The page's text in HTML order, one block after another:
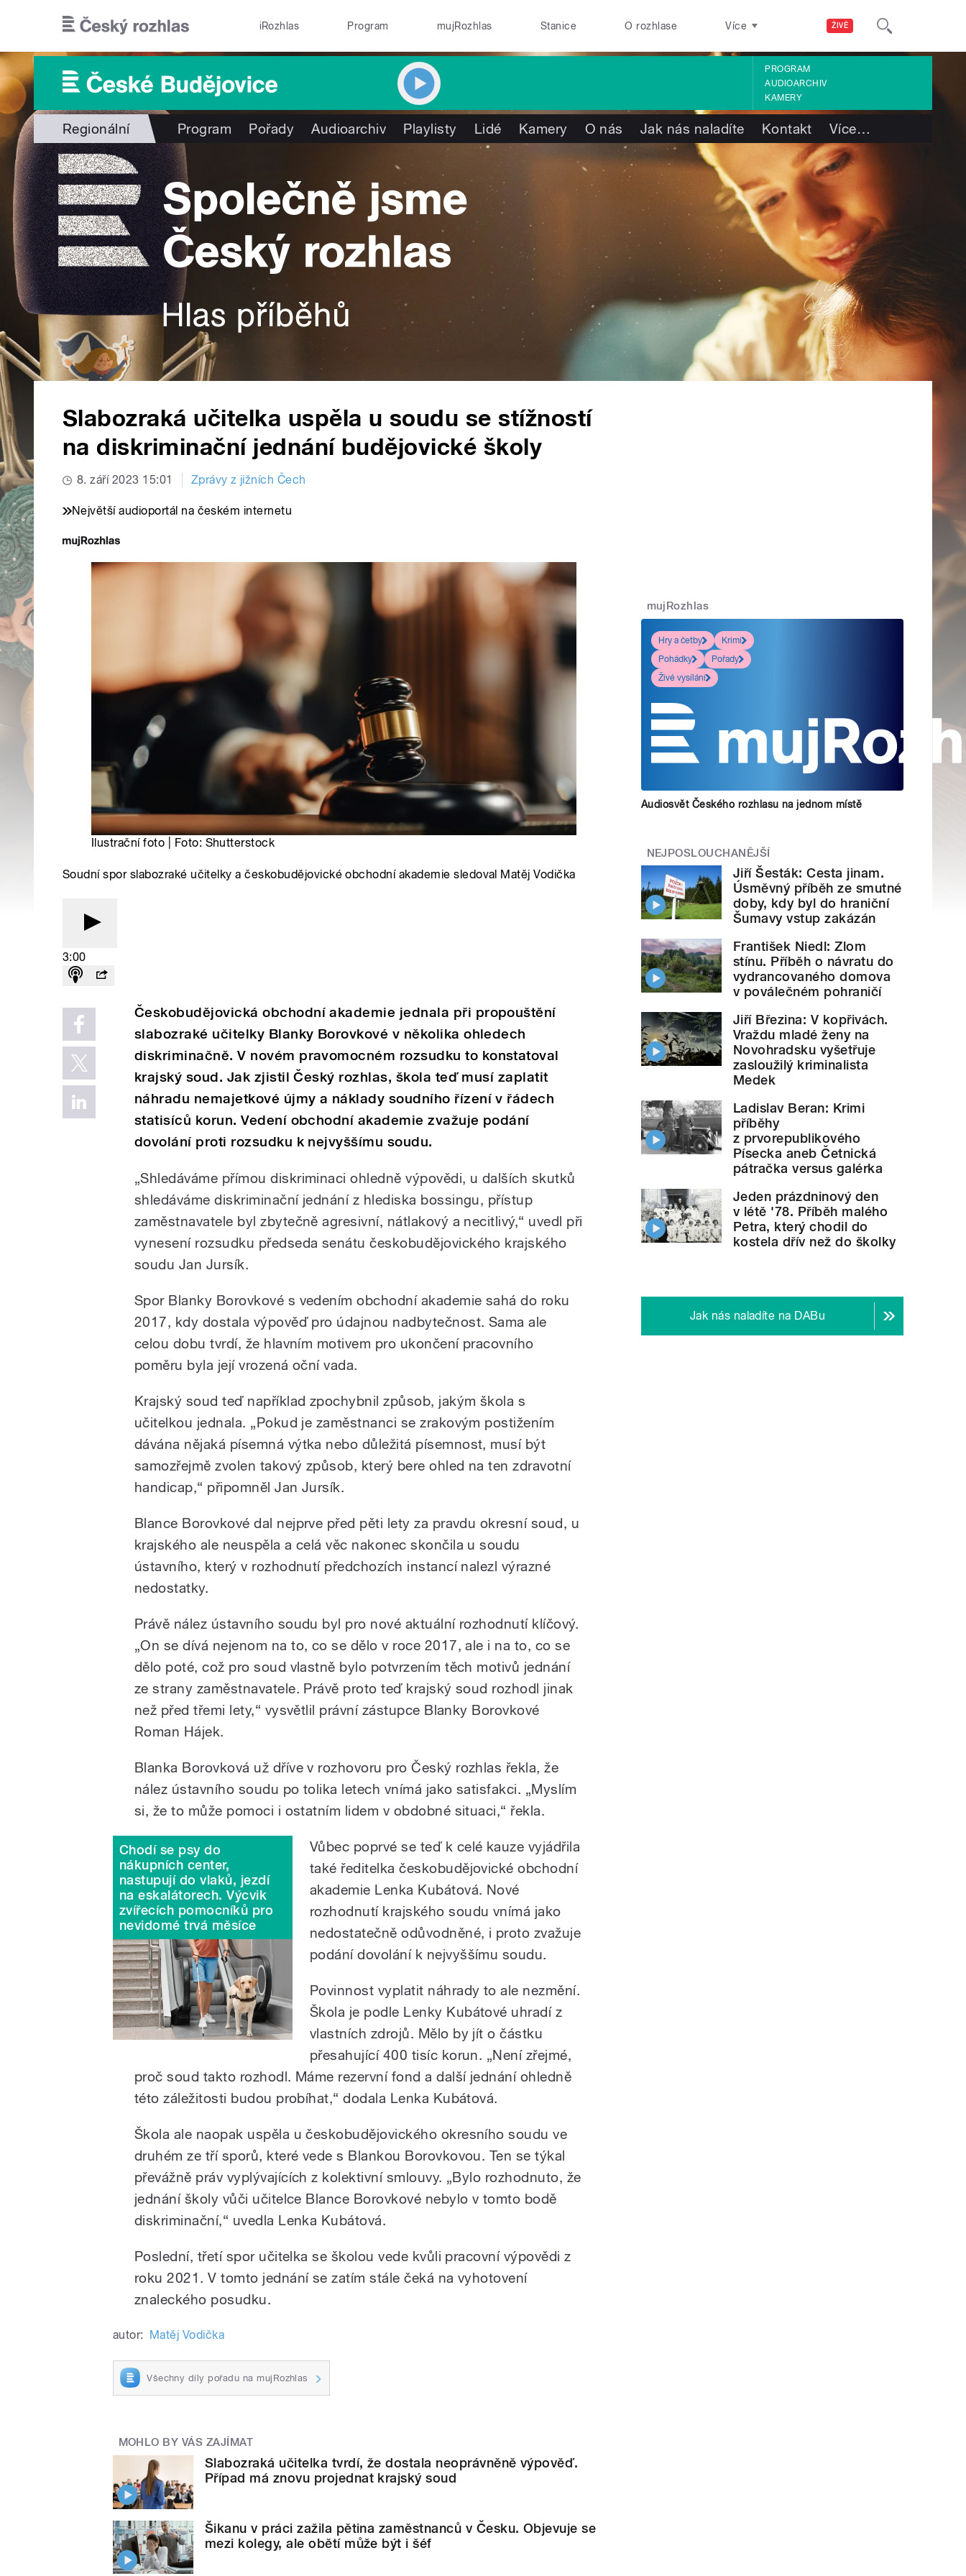
ŽIVĚ
iRozhlas Program mujRozhlas Stanice O rozhlase Více
PROGRAM
AUDIOARCHIV
KAMERY
Regionální Program Pořady Audioarchiv Playlisty Lidé Kamery O nás Jak nás naladíte Kontakt Více…
Slabozraká učitelka uspěla u soudu se stížností
na diskriminační jednání budějovické školy
8. září 2023 15:01 Zprávy z jižních Čech
Největší audioportál na českém internetu
Ilustrační foto | Foto: Shutterstock
Soudní spor slabozraké učitelky a českobudějovické obchodní akademie sledoval Matěj Vodička
3:00
Českobudějovická obchodní akademie jednala při propouštění
slabozraké učitelky Blanky Borovkové v několika ohledech
diskriminačně. V novém pravomocném rozsudku to konstatoval
krajský soud. Jak zjistil Český rozhlas, škola teď musí zaplatit
náhradu nemajetkové újmy a náklady soudního řízení v řádech
statisíců korun. Vedení obchodní akademie zvažuje podání
dovolání proti rozsudku k nejvyššímu soudu.
„Shledáváme přímou diskriminaci ohledně výpovědi, u dalších skutků
shledáváme diskriminační jednání z hlediska bossingu, přístup
zaměstnavatele byl zbytečně agresivní, nátlakový a necitlivý,“ uvedl při
vynesení rozsudku předseda senátu českobudějovického krajského
soudu Jan Jursík.
Spor Blanky Borovkové s vedením obchodní akademie sahá do roku
2017, kdy dostala výpověď pro údajnou nadbytečnost. Sama ale
celou dobu tvrdí, že hlavním motivem pro ukončení pracovního
poměru byla její vrozená oční vada.
Krajský soud teď například zpochybnil způsob, jakým škola s
učitelkou jednala. „Pokud je zaměstnanci se zrakovým postižením
dávána nějaká písemná výtka nebo důležitá písemnost, musí být
samozřejmě zvolen takový způsob, který bere ohled na ten zdravotní
handicap,“ připomněl Jan Jursík.
Blance Borovkové dal nejprve před pěti lety za pravdu okresní soud, u
krajského ale neuspěla a celá věc nakonec skončila u soudu
ústavního, který v rozhodnutí předchozích instancí nalezl výrazné
nedostatky.
Právě nález ústavního soudu byl pro nové aktuální rozhodnutí klíčový.
„On se dívá nejenom na to, co se dělo v roce 2017, ale i na to, co se
dělo poté, což pro soud vlastně bylo potvrzením těch motivů jednání
ze strany zaměstnavatele. Právě proto teď krajský soud rozhodl jinak
než před třemi lety,“ vysvětlil právní zástupce Blanky Borovkové
Roman Hájek.
Blanka Borovková už dříve v rozhovoru pro Český rozhlas řekla, že
nález ústavního soudu po tolika letech vnímá jako satisfakci. „Myslím
si, že to může pomoci i ostatním lidem v obdobné situaci,“ řekla.
Chodí se psy do
nákupních center,
nastupují do vlaků, jezdí
na eskalátorech. Výcvik
zvířecích pomocníků pro
nevidomé trvá měsíce
Vůbec poprvé se teď k celé kauze vyjádřila
také ředitelka českobudějovické obchodní
akademie Lenka Kubátová. Nové
rozhodnutí krajského soudu vnímá jako
nedostatečně odůvodněné, i proto zvažuje
podání dovolání k nejvyššímu soudu.
Povinnost vyplatit náhrady to ale nezmění.
Škola je podle Lenky Kubátové uhradí z
vlastních zdrojů. Mělo by jít o částku
přesahující 400 tisíc korun. „Není zřejmé,
proč soud takto rozhodl. Máme rezervní fond a další jednání ohledně
této záležitosti budou probíhat,“ dodala Lenka Kubátová.
Škola ale naopak uspěla u českobudějovického okresního soudu ve
druhém ze tří sporů, které vede s Blankou Borovkovou. Ten se týkal
převážně práv vyplývajících z kolektivní smlouvy. „Bylo rozhodnuto, že
jednání školy vůči učitelce Blance Borovkové nebylo v tomto bodě
diskriminační,“ uvedla Lenka Kubátová.
Poslední, třetí spor učitelka se školou vede kvůli pracovní výpovědi z
roku 2021. V tomto jednání se zatím stále čeká na vyhotovení
znaleckého posudku.
autor: Matěj Vodička
Všechny díly pořadu na mujRozhlas
MOHLO BY VÁS ZAJÍMAT
Slabozraká učitelka tvrdí, že dostala neoprávněně výpověď.
Případ má znovu projednat krajský soud
Šikanu v práci zažila pětina zaměstnanců v Česku. Objevuje se
mezi kolegy, ale obětí může být i šéf
mujRozhlas
Hry a četby
Krimi
Pohádky
Pořady
Živé vysílání
Audiosvět Českého rozhlasu na jednom místě
NEJPOSLOUCHANĚJŠÍ
Jiří Šesták: Cesta jinam.
Úsměvný příběh ze smutné
doby, kdy byl do hraniční
Šumavy vstup zakázán
František Niedl: Zlom
stínu. Příběh o návratu do
vydrancovaného domova
v poválečném pohraničí
Jiří Březina: V kopřivách.
Vraždu mladé ženy na
Novohradsku vyšetřuje
zasloužilý kriminalista
Medek
Ladislav Beran: Krimi
příběhy
z prvorepublikového
Písecka aneb Četnická
pátračka versus galérka
Jeden prázdninový den
v létě '78. Příběh malého
Petra, který chodil do
kostela dřív než do školky
Jak nás naladíte na DABu